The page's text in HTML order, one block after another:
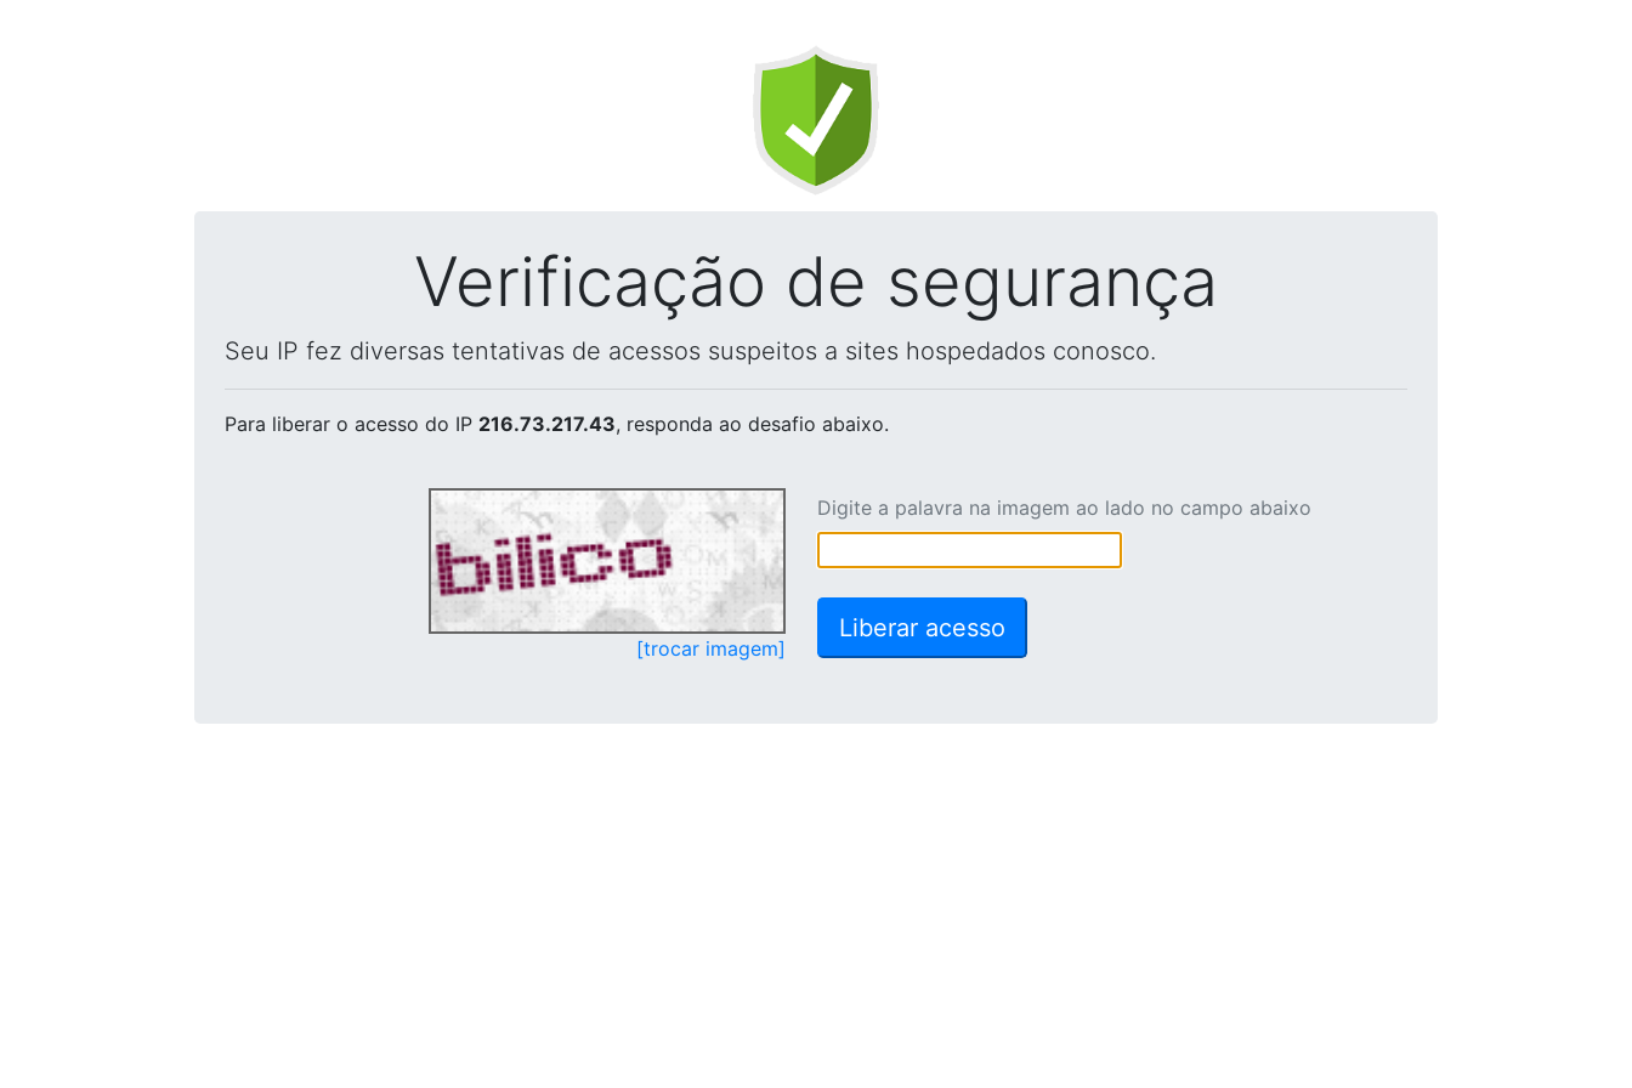
Verificação de segurança
Seu IP fez diversas tentativas de acessos suspeitos a sites hospedados conosco.
Para liberar o acesso do IP 216.73.217.43, responda ao desafio abaixo.
[trocar imagem]
Digite a palavra na imagem ao lado no campo abaixo